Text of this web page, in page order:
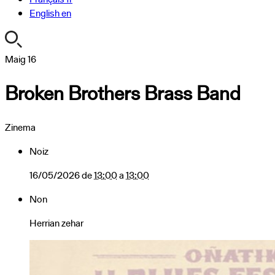
Englishen
https://turismoa.xn-
oati-
gqa.eus/ca/agenda/broken-
brass-
Broken
Brothers
Band
16T13:00:00+02:00
Maig16
Broken Brothers Brass Band
Zinema
Noiz
16/05/2026de13:00a13:00
Non
Herrian zehar